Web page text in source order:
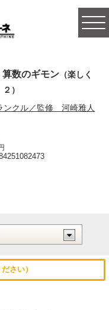
数のギモン （楽しく
）
ンクル／監修 河崎雅人
さい）